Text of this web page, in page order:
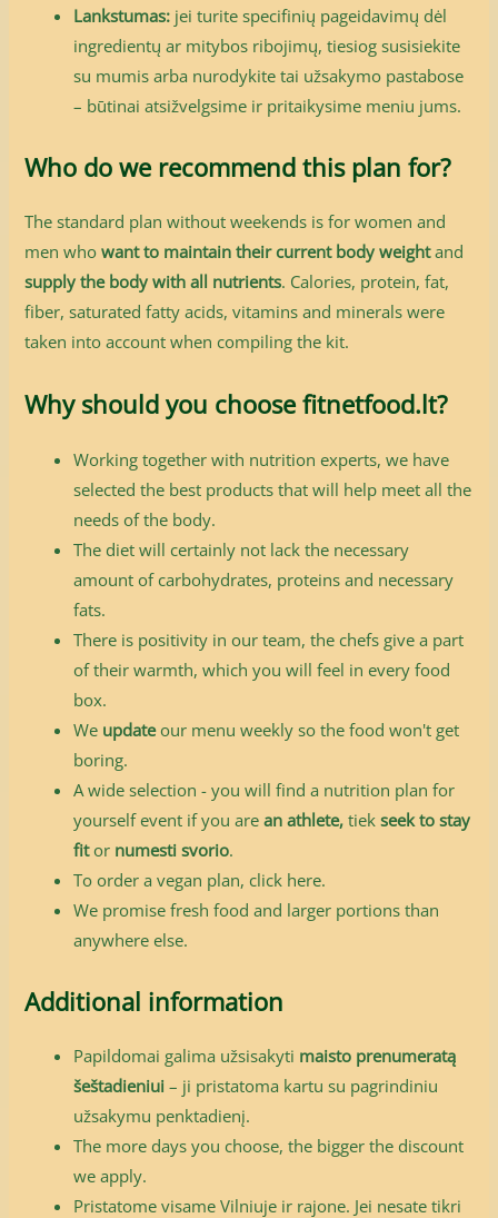
Lankstumas: jei turite specifinių pageidavimų dėl
ingredientų ar mitybos ribojimų, tiesiog susisiekite
su mumis arba nurodykite tai užsakymo pastabose
– būtinai atsižvelgsime ir pritaikysime meniu jums.
Who do we recommend this plan for?
The standard plan without weekends is for women and
men whowant to maintain their current body weightand
supply the body with all nutrients. Calories, protein, fat,
fiber, saturated fatty acids, vitamins and minerals were
taken into account when compiling the kit.
Why should you choose fitnetfood.lt?
Working together with nutrition experts, we have
selected the best products that will help meet all the
needs of the body.
The diet will certainly not lack the necessary
amount of carbohydrates, proteins and necessary
fats.
There is positivity in our team, the chefs give a part
of their warmth, which you will feel in every food
box.
We updateour menu weekly so the food won't get
boring.
A wide selection - you will find a nutrition plan for
yourself event if you are an athlete, tiek seek to stay
fitor numesti svorio.
To order a vegan plan,click here.
We promise fresh food and larger portions than
anywhere else.
Additional information
Papildomai galima užsisakyti maisto prenumeratą
šeštadieniui – ji pristatoma kartu su pagrindiniu
užsakymu penktadienį.
The more days you choose, the bigger the discount
we apply.
Pristatome visame Vilniuje ir rajone. Jei nesate tikri